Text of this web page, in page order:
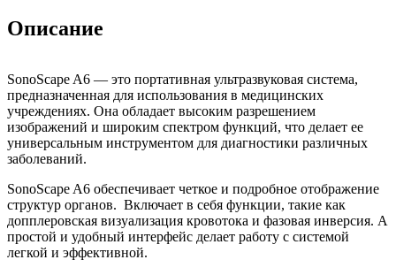
Описание
SonoScape A6 — это портативная ультразвуковая система,
предназначенная для использования в медицинских
учреждениях. Она обладает высоким разрешением
изображений и широким спектром функций, что делает ее
универсальным инструментом для диагностики различных
заболеваний.
SonoScape A6 обеспечивает четкое и подробное отображение
структур органов. Включает в себя функции, такие как
допплеровская визуализация кровотока и фазовая инверсия. А
простой и удобный интерфейс делает работу с системой
легкой и эффективной.